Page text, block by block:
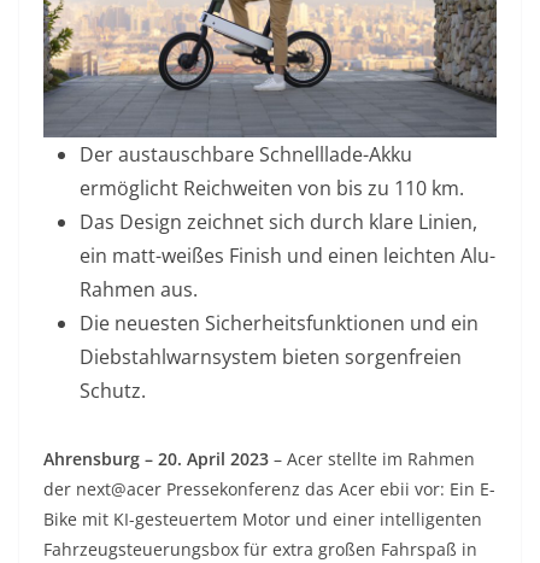
Der austauschbare Schnelllade-Akku
ermöglicht Reichweiten von bis zu 110 km.
Das Design zeichnet sich durch klare Linien,
ein matt-weißes Finish und einen leichten Alu-
Rahmen aus.
Die neuesten Sicherheitsfunktionen und ein
Diebstahlwarnsystem bieten sorgenfreien
Schutz.
Ahrensburg – 20. April 2023 – Acer stellte im Rahmen
der next@acer Pressekonferenz das Acer ebii vor: Ein E-
Bike mit KI-gesteuertem Motor und einer intelligenten
Fahrzeugsteuerungsbox für extra großen Fahrspaß in